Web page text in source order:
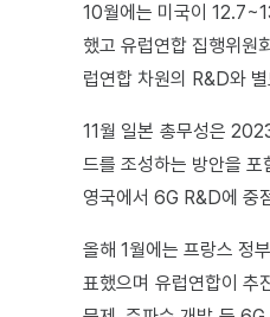
10월에는 미국이
했고 유럽연합 집행위원
럽연합 차원의 R&D와
11월 일본 총무성은
드를 조성하는 방안을
영국에서 6G R&D에 중
올해 1월에는 프랑스 정
표했으며 유럽연합이